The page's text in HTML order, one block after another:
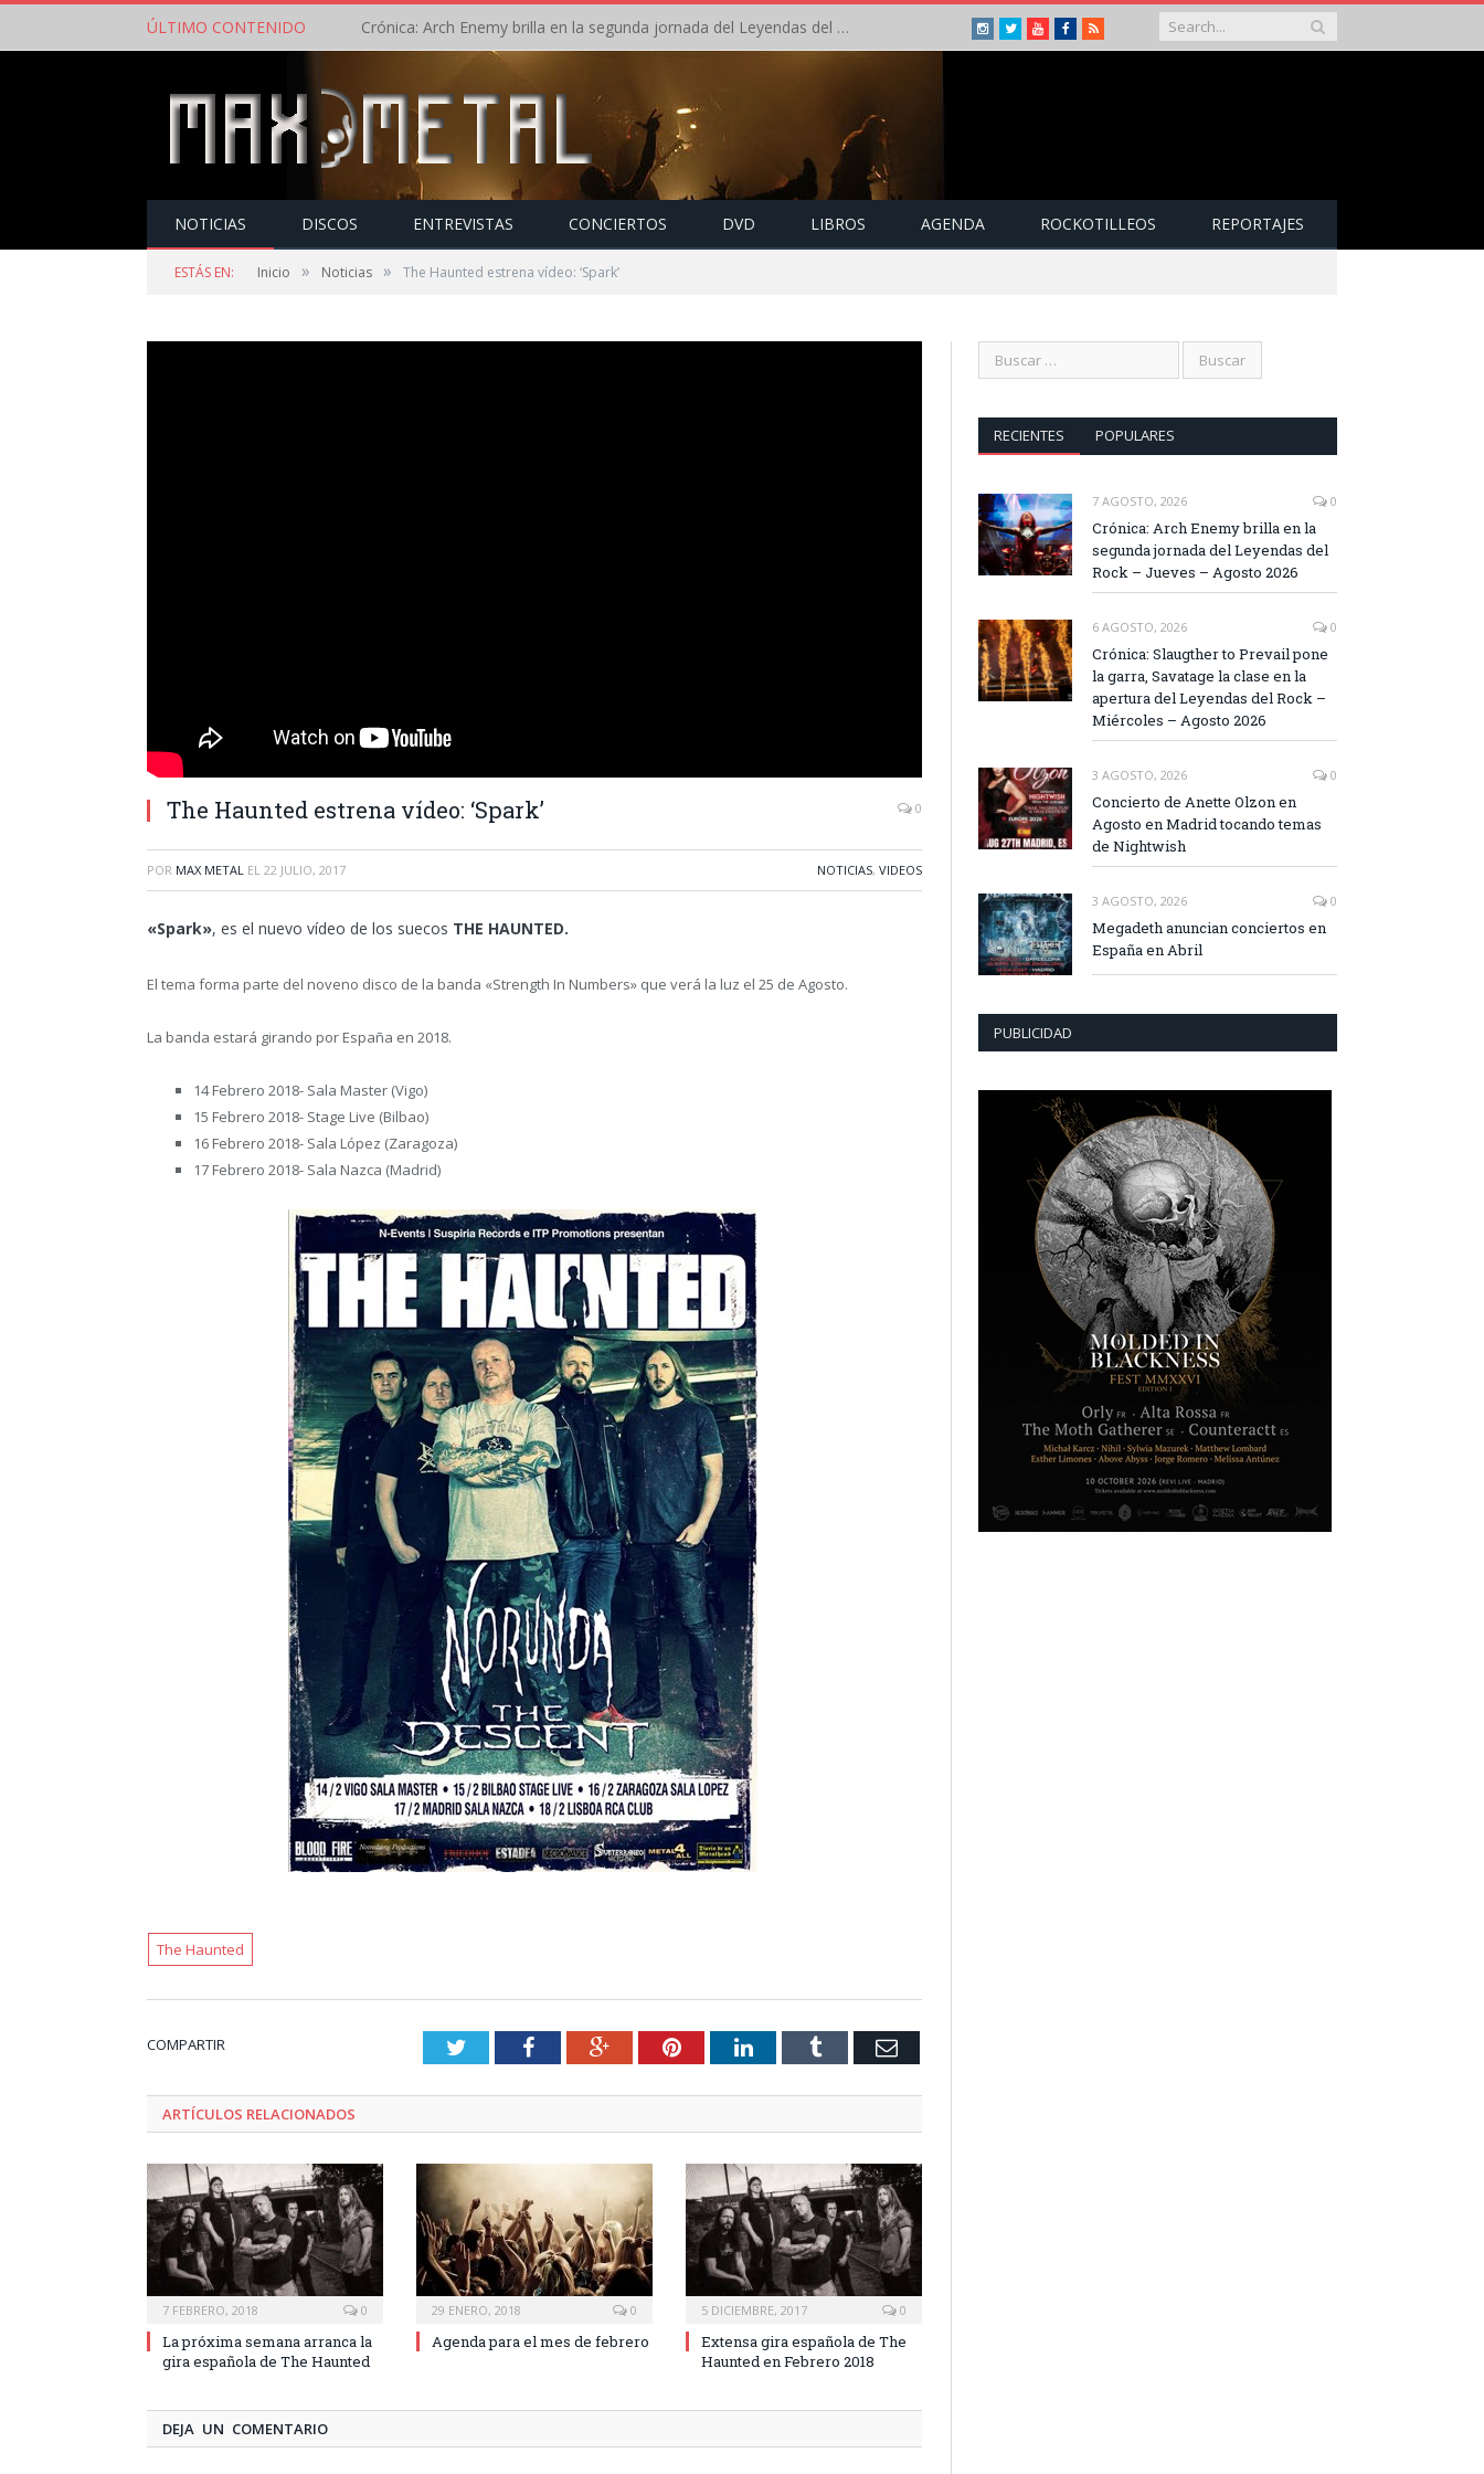
ÚLTIMO CONTENIDO Crónica: Arch Enemy brilla en la segunda jornada del Leyendas del Rock – Jueves – Agosto 2026 Instagram
TwitterYoutubeFacebook
RSS
NOTICIAS DISCOS ENTREVISTAS CONCIERTOS DVD LIBROS AGENDA ROCKOTILLEOS REPORTAJES
ESTÁS EN: Inicio » Noticias » The Haunted estrena vídeo: ‘Spark’
The Haunted estrena vídeo: ‘Spark’ 0
POR MAX METAL EL 22 JULIO, 2017 NOTICIAS, VIDEOS
«Spark», es el nuevo vídeo de los suecos THE HAUNTED.
El tema forma parte del noveno disco de la banda «Strength In Numbers» que verá la luz el 25 de Agosto.
La banda estará girando por España en 2018.
14 Febrero 2018- Sala Master (Vigo)
15 Febrero 2018- Stage Live (Bilbao)
16 Febrero 2018- Sala López (Zaragoza)
17 Febrero 2018- Sala Nazca (Madrid)
The Haunted
COMPARTIR TwitterFacebookGoogle+PinterestLinkedInTumblr Email
ARTÍCULOS RELACIONADOS
7 FEBRERO, 2018 0
La próxima semana arranca la
gira española de The Haunted
29 ENERO, 2018 0
Agenda para el mes de febrero
5 DICIEMBRE, 2017 0
Extensa gira española de The
Haunted en Febrero 2018
DEJA UN COMENTARIO
RECIENTES POPULARES
7 AGOSTO, 2026 0
Crónica: Arch Enemy brilla en la
segunda jornada del Leyendas del
Rock – Jueves – Agosto 2026
6 AGOSTO, 2026 0
Crónica: Slaugther to Prevail pone
la garra, Savatage la clase en la
apertura del Leyendas del Rock –
Miércoles – Agosto 2026
3 AGOSTO, 2026 0
Concierto de Anette Olzon en
Agosto en Madrid tocando temas
de Nightwish
3 AGOSTO, 2026 0
Megadeth anuncian conciertos en
España en Abril
PUBLICIDAD